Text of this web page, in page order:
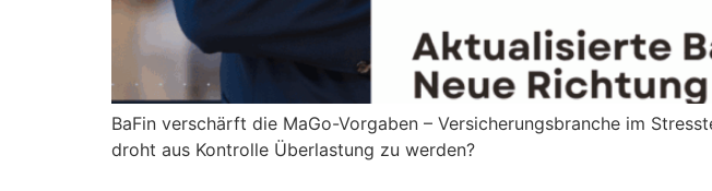
BaFin verschärft die MaGo-Vorgaben – Versicherungsbranche im
droht aus Kontrolle Überlastung zu werden?